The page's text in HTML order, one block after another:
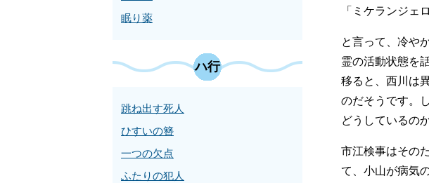
「ミケランジェ
と言って、冷や
霊の活動状態を
移ると、西川は
のだそうです。
どうしているの
市江検事はその
て、小山が病気
眠り薬
ハ行
跳ね出す死人
ひすいの簪
一つの欠点
ふたりの犯人